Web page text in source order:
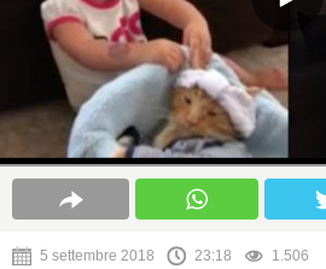
5 settembre 2018 23:18 1.506